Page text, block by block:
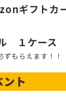
ギフトカ
１ケース
ずもらえます！！
ト